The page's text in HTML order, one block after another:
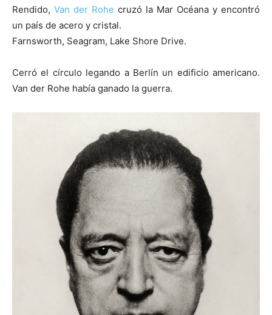
Rendido, Van der Rohe cruzó la Mar Océana y encontró
un país de acero y cristal.
Farnsworth, Seagram, Lake Shore Drive.
Cerró el círculo legando a Berlín un edificio americano.
Van der Rohe había ganado la guerra.